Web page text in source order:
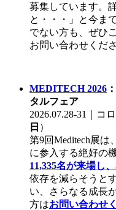
募集しています。
と・・・」と今ま
でない方も、ぜひ
お問い合わせくだ
MEDITECH 2026
タルフェア
2026.07.28-31｜コ
日 ）
第9回Meditech展
に参入する絶好の
11,335名が来場し
依存を減らそうと
い、さらなる成長
方はお問い合わせ